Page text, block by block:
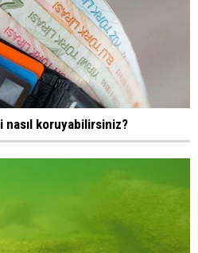
nasıl koruyabilirsiniz?